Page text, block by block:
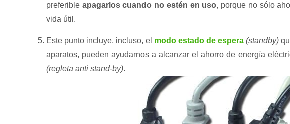
preferible apagarlos cuando no estén en uso, porque no sólo
vida útil.
Este punto incluye, incluso, el modo estado de espera (standby)
aparatos, pueden ayudarnos a alcanzar el ahorro de energía
(regleta anti stand-by).